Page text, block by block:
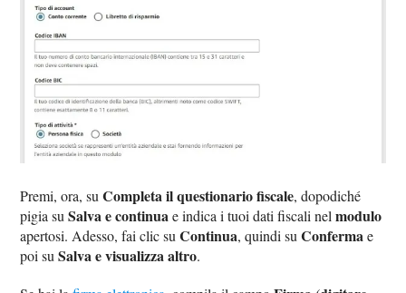
Premi, ora, suCompleta il questionario fiscale, dopodiché
pigia suSalva e continuae indica i tuoi dati fiscali nelmodulo
apertosi. Adesso, fai clic suContinua, quindi suConfermae
poi suSalva e visualizza altro.